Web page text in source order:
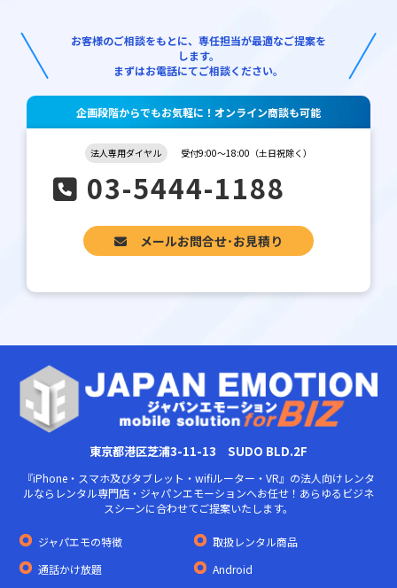
お客様のご相談をもとに、専任担当が最適なご提案を
します。
まずはお電話にてご相談ください。
企画段階からでもお気軽に！オンライン商談も可能
法人専用ダイヤル 受付9:00～18:00（土日祝除く）
03-5444-1188
メールお問合せ･お見積り
東京都港区芝浦3-11-13 SUDO BLD.2F
『iPhone・スマホ及びタブレット・wifiルーター・VR』の法人向けレンタ
ルならレンタル専門店・ジャパンエモーションへお任せ！あらゆるビジネ
スシーンに合わせてご提案いたします。
ジャパエモの特徴
取扱レンタル商品
通話かけ放題
Android